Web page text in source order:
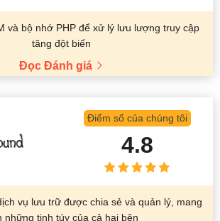
và bộ nhớ PHP để xử lý lưu lượng truy cập
tăng đột biến
Đọc Đánh giá
Điểm số của chúng tôi
4.8
vụ lưu trữ được chia sẻ và quản lý, mang
những tinh túy của cả hai bên